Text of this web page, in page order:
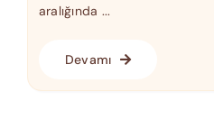
aralığında ...
Devamı